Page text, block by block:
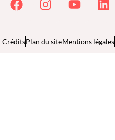
CréditsPlan du siteMentions légales